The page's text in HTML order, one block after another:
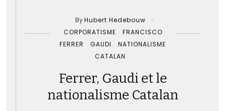
ByHubert Hedebouw
CORPORATISME
FRANCISCO
FERRER
GAUDI
NATIONALISME
CATALAN
Ferrer, Gaudi et le
nationalisme Catalan